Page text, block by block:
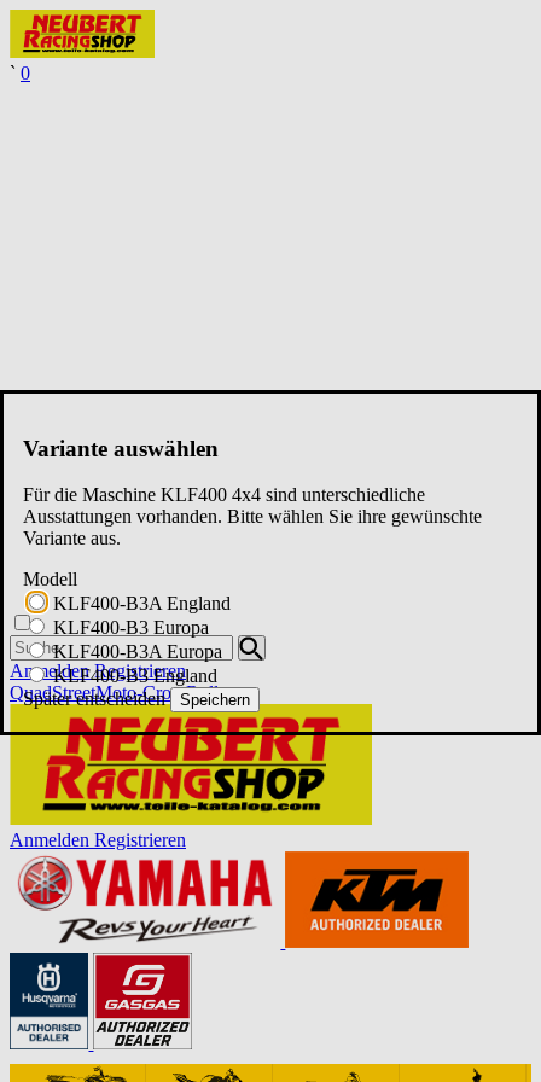
` 0
Anmelden Registrieren
QuadStreetMoto-CrossRoller
Anmelden Registrieren
Variante auswählen
Für die Maschine KLF400 4x4 sind unterschiedliche
Ausstattungen vorhanden. Bitte wählen Sie ihre gewünschte
Variante aus.
Modell
KLF400-B3A England
KLF400-B3 Europa
KLF400-B3A Europa
KLF400-B3 England
Später entscheiden
Speichern